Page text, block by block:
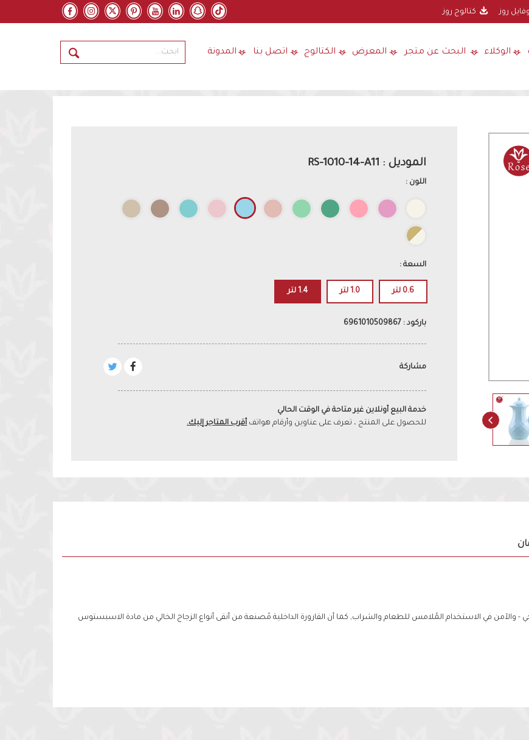
روز كتالوج روز
الوكلاء البحث عن متجر المعرض الكتالوج اتصل بنا المدونة
الموديل : RS-1010-14-A11
اللون :
السعة :
0.6 لتر 1.0 لتر 1.4 لتر
باركود : 6961010509867
مشاركة
خدمة البيع أونلاين غير متاحة في الوقت الحالي
للحصول على المنتج ، تعرف على عناوين وأرقام هواتفأقرب المتاجر إليك.
والآمن في الاستخدام المُلامس للطعام والشراب, كما أن القارورة الداخلية مُصنعة من أنقى أنواع الزجاج الخالي من مادة الاسبستوس